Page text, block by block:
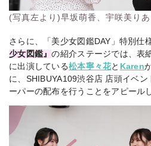
(写真左より)早坂萌香、宇咲美りあ
さらに、「美少女図鑑DAY」特別仕
少女図鑑』の紹介ステージでは、表
に出演している松本寧々花と Karen
に、SHIBUYA109渋谷店 店頭イベ
ーパーの配布を行うことをアピール